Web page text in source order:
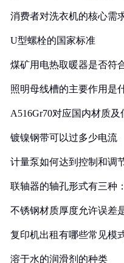
消费者对洗衣机的核心需
U型螺栓的国家标准
煤矿用电热取暖器是否符
照明母线槽的主要作用是
A516Gr70对应国内材质
镀镍钢带可以过多少电流
计量泵如何达到控制和调
联轴器的轴孔形式有三种
不锈钢材质厚度允许误差
复印机出租有哪些常见模
溶于水的润滑剂的种类